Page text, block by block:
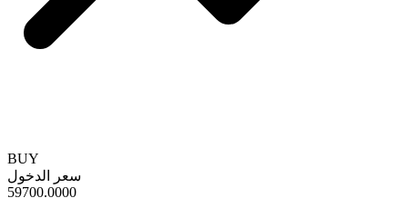
BUY
سعر الدخول
59700.0000